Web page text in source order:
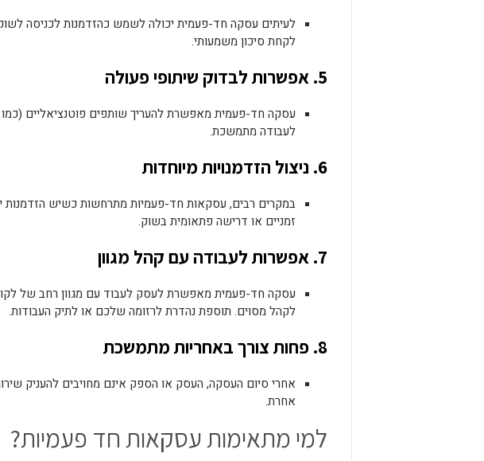
לעיתים עסקה חד-פעמית יכולה לשמש כהזדמנות לכניסה
לקחת סיכון משמעותי.
5. אפשרות לבדוק שיתופי פעולה
עסקה חד-פעמית מאפשרת להעריך שותפים פוטנציאליים
לעבודה מתמשכת.
6. ניצול הזדמנויות מיוחדות
במקרים רבים, עסקאות חד-פעמיות מתרחשות כשיש הזדמנות
זמניים או דרישה פתאומית בשוק.
7. אפשרות לעבודה עם קהל מגוון
עסקה חד-פעמית מאפשרת לעסק לעבוד עם מגוון רחב של
לקהל מסוים. תוספת נהדרת לרזומה שלכם או לתיק העבודות.
8. פחות צורך באחריות מתמשכת
אחרי סיום העסקה, העסק או הספק אינם מחויבים להעניק
אחרת.
למי מתאימות עסקאות חד פעמיות?